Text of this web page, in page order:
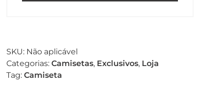
SKU: Não aplicável
Categorias: Camisetas, Exclusivos, Loja
Tag: Camiseta